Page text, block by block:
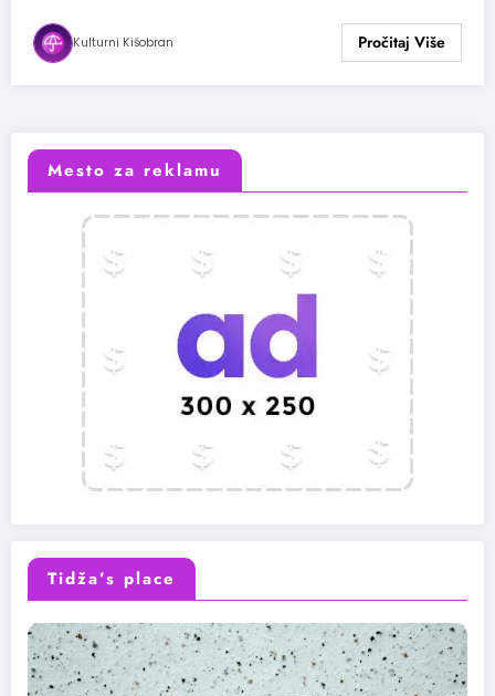
Kulturni Kišobran
Mesto za reklamu
Tidža’s place